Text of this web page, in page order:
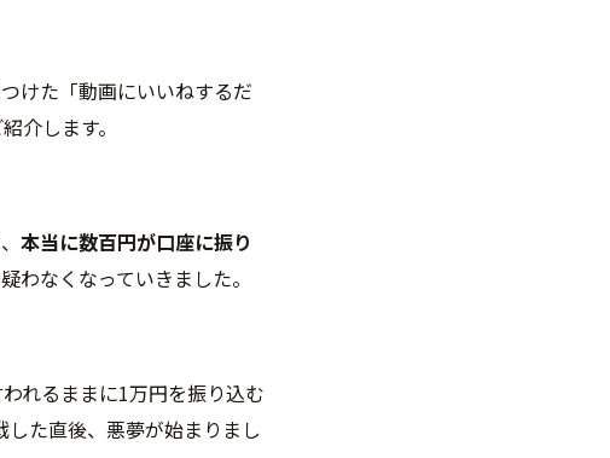
けた「動画にいいねするだ
介します。
本当に数百円が口座に振り
わなくなっていきました。
れるままに1万円を振り込む
た直後、悪夢が始まりまし